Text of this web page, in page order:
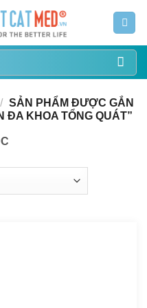
/ SẢN PHẨM ĐƯỢC GẮN
ĐA KHOA TỔNG QUÁT”